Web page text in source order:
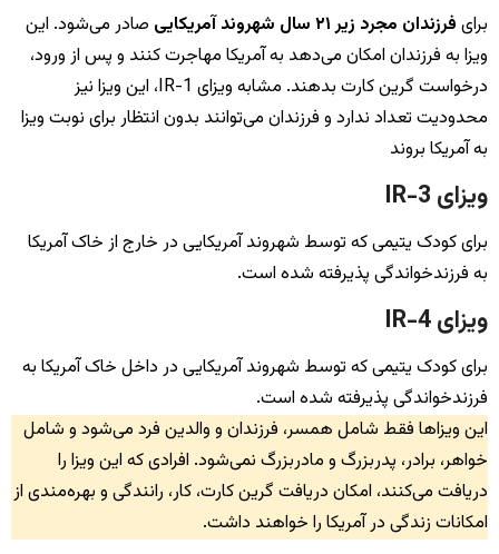
برای فرزندان مجرد زیر ۲۱ سال شهروند آمریکایی
صادر می‌شود. این
ویزا به فرزندان امکان می‌دهد به آمریکا مهاجرت کنند و پس از ورود،
درخواست گرین کارت بدهند. مشابه ویزای IR-1، این ویزا نیز
محدودیت تعداد ندارد و فرزندان می‌توانند بدون انتظار برای نوبت ویزا
به آمریکا بروند
ویزای IR-3
برای کودک یتیمی که توسط شهروند آمریکایی در خارج از خاک آمریکا
به فرزندخواندگی پذیرفته شده است.
ویزای IR-4
برای کودک یتیمی که توسط شهروند آمریکایی در داخل خاک آمریکا به
فرزندخواندگی پذیرفته شده است.
این ویزاها فقط شامل همسر، فرزندان و والدین فرد می‌شود و شامل
خواهر، برادر، پدربزرگ و مادربزرگ نمی‌شود. افرادی که این ویزا را
دریافت می‌کنند، امکان دریافت گرین کارت، کار، رانندگی و بهره‌مندی از
امکانات زندگی در آمریکا را خواهند داشت.